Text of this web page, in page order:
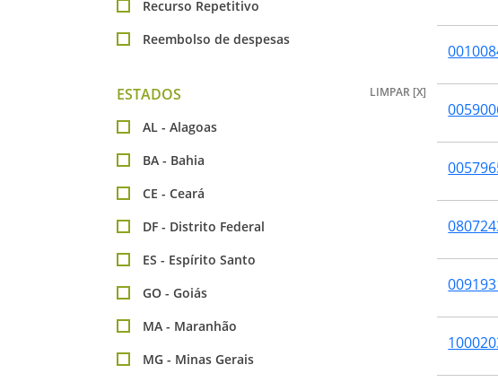
Recurso Repetitivo
Reembolso de despesas
ESTADOS LIMPAR [X]
AL - Alagoas
BA - Bahia
CE - Ceará
DF - Distrito Federal
ES - Espírito Santo
GO - Goiás
MA - Maranhão
MG - Minas Gerais